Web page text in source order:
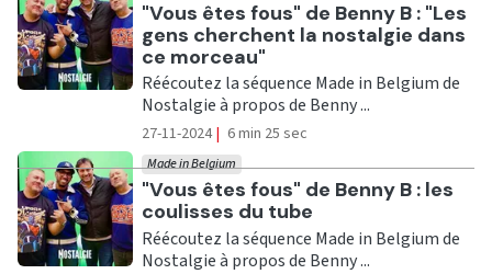
Ecouter
"Vous êtes fous" de Benny B : "Les
gens cherchent la nostalgie dans
ce morceau"
Réécoutez la séquence Made in Belgium de
Nostalgie à propos de Benny ...
27-11-2024 | 6 min 25 sec
Ecouter
"Vous êtes fous" de Benny B : les
coulisses du tube
Made in Belgium
Réécoutez la séquence Made in Belgium de
Nostalgie à propos de Benny ...